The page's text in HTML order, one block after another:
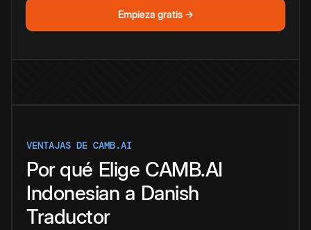
Empieza gratis →
VENTAJAS DE CAMB.AI
Por qué Elige CAMB.AI
Indonesian a Danish
Traductor